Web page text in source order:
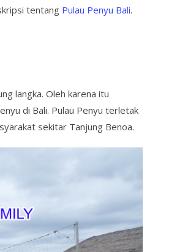
tentang Pulau Penyu Bali.
langka. Oleh karena itu
di Bali. Pulau Penyu terletak
sekitar Tanjung Benoa.